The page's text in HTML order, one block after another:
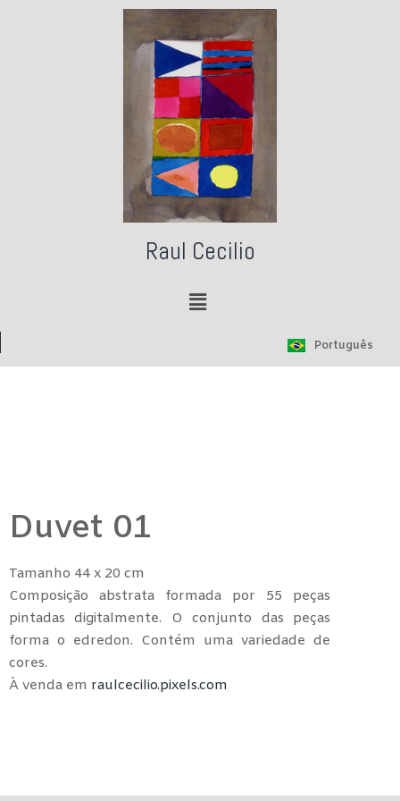
Raul Cecilio
Português
Duvet 01
Tamanho 44 x 20 cm
Composição abstrata formada por 55 peças
pintadas digitalmente. O conjunto das peças
forma o edredon. Contém uma variedade de
cores.
À venda em raulcecilio.pixels.com